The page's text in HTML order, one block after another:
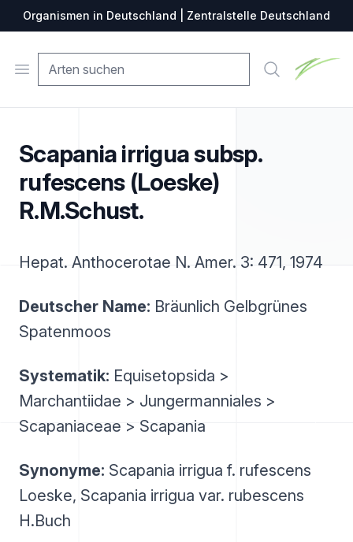
Organismen in Deutschland | Zentralstelle Deutschland
Open menu Suche
Scapania irrigua subsp.
rufescens (Loeske)
R.M.Schust.
Hepat. Anthocerotae N. Amer. 3: 471, 1974
Deutscher Name: Bräunlich Gelbgrünes
Spatenmoos
Systematik: Equisetopsida >
Marchantiidae > Jungermanniales >
Scapaniaceae > Scapania
Synonyme: Scapania irrigua f. rufescens
Loeske, Scapania irrigua var. rubescens
H.Buch